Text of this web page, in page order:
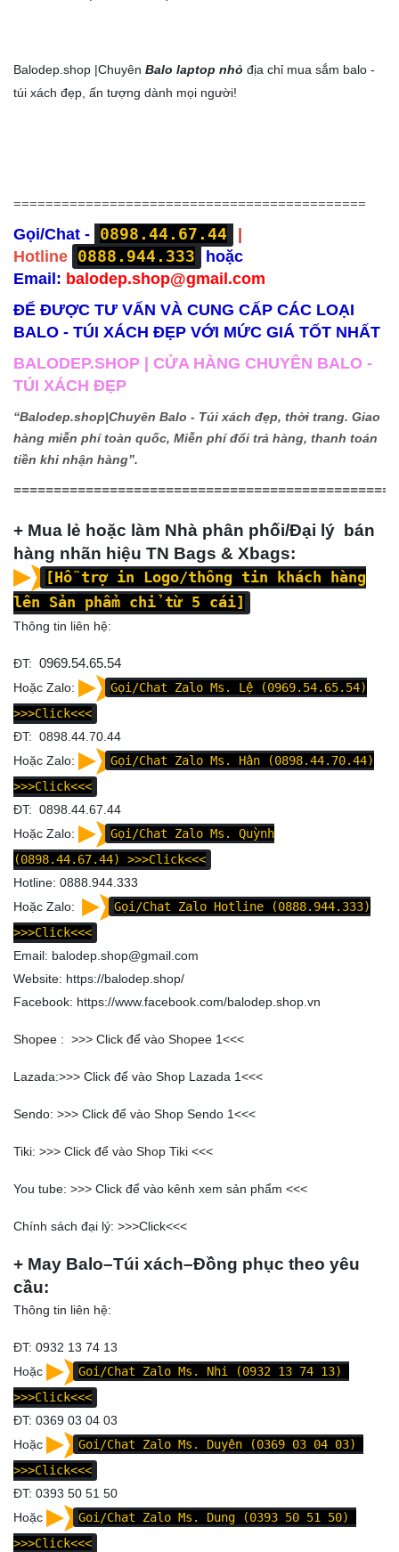
Balodep.shop |Chuyên Balo laptop nhỏ địa chỉ mua sắm balo -
túi xách đẹp, ấn tượng dành mọi người!
============================================
Gọi/Chat - 0898.44.67.44
Hotline 0888.944.333
hoặc
Email: balodep.shop@gmail.com
ĐỂ ĐƯỢC TƯ VẤN VÀ CUNG CẤP CÁC LOẠI
BALO - TÚI XÁCH ĐẸP VỚI MỨC GIÁ TỐT NHẤT
BALODEP.SHOP | CỬA HÀNG CHUYÊN BALO -
TÚI XÁCH ĐẸP
“Balodep.shop|Chuyên Balo - Túi xách đẹp, thời trang. Giao
hàng miễn phí toàn quốc, Miễn phí đổi trả hàng, thanh toán
tiền khi nhận hàng”.
+ Mua lẻ hoặc làm Nhà phân phối/Đại lý bán
hàng nhãn hiệu TN Bags & Xbags:
[Hỗ trợ in Logo/thông tin khách hàng
lên Sản phẩm chỉ từ 5 cái]
Thông tin liên hệ:
ĐT: 0969.54.65.54
Hoặc Zalo:
Gọi/Chat Zalo Ms. Lệ (0969.54.65.54)
>>>Click<<<
ĐT: 0898.44.70.44
Hoặc Zalo:
Gọi/Chat Zalo Ms. Hân (0898.44.70.44)
>>>Click<<<
ĐT: 0898.44.67.44
Hoặc Zalo:
Gọi/Chat Zalo Ms. Quỳnh
(0898.44.67.44)
>>>Click<<<
Hotline: 0888.944.333
Hoặc Zalo:
Gọi/Chat Zalo Hotline (0888.944.333)
>>>Click<<<
Email: balodep.shop@gmail.com
Website: https://balodep.shop/
Facebook: https://www.facebook.com/balodep.shop.vn
Shopee : >>> Click để vào Shopee 1<<<
Lazada:>>> Click để vào Shop Lazada 1<<<
Sendo: >>> Click để vào Shop Sendo 1<<<
Tiki: >>> Click để vào Shop Tiki <<<
You tube: >>> Click để vào kênh xem sản phẩm <<<
Chính sách đại lý: >>>Click<<<
+ May Balo–Túi xách–Đồng phục theo yêu
cầu:
Thông tin liên hệ:
ĐT: 0932 13 74 13
Hoặc
Goi/Chat Zalo Ms. Nhi (0932 13 74 13)
>>>Click<<<
ĐT: 0369 03 04 03
Hoặc
Goi/Chat Zalo Ms. Duyên (0369 03 04 03)
>>>Click<<<
ĐT: 0393 50 51 50
Hoặc
Goi/Chat Zalo Ms. Dung (0393 50 51 50)
>>>Click<<<